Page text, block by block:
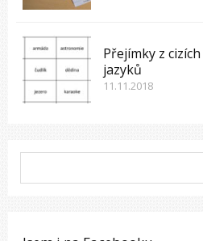
Přejímky z cizích
jazyků
11.11.2018